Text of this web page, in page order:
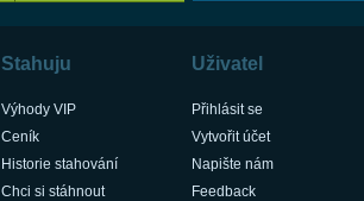
Stahuju
Výhody VIP
Ceník
Historie stahování
Chci si stáhnout
Uživatel
Přihlásit se
Vytvořit účet
Napište nám
Feedback